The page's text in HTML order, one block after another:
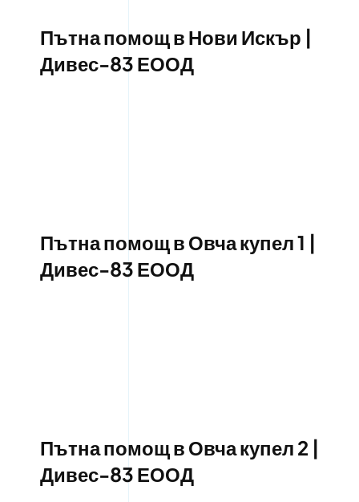
Пътна помощ в Нови Искър |
Дивес-83 ЕООД
Пътна помощ в Овча купел 1 |
Дивес-83 ЕООД
Пътна помощ в Овча купел 2 |
Дивес-83 ЕООД